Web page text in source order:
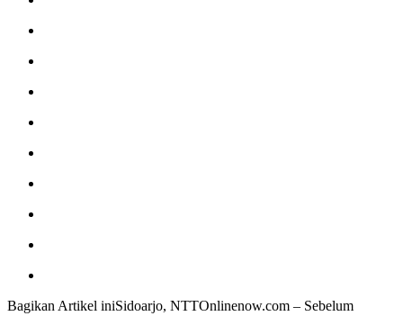
Bagikan Artikel iniSidoarjo, NTTOnlinenow.com – Sebelum